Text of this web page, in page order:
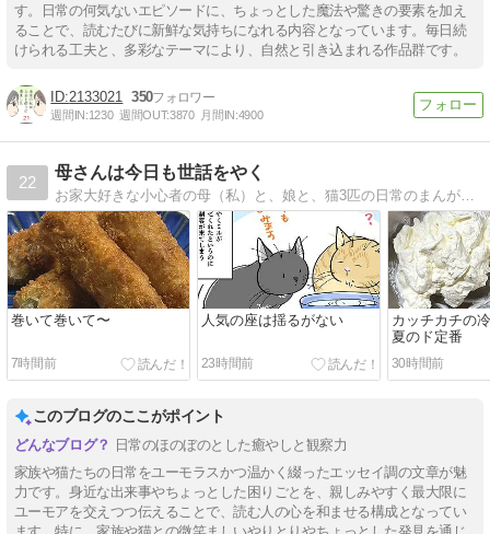
す。日常の何気ないエピソードに、ちょっとした魔法や驚きの要素を加え
ることで、読むたびに新鮮な気持ちになれる内容となっています。毎日続
けられる工夫と、多彩なテーマにより、自然と引き込まれる作品群です。
2133021 350
週間IN:1230 週間OUT:3870 月間IN:4900
22
母さんは今日も世話をやく
お家大好きな小心者の母（私）と、娘と、猫3匹の日常のまんがです。（夫もたまに…）。
巻いて巻いて〜
7時間前
人気の座は揺るがない
23時間前
カッチカチの
夏のド定番
30時間前
このブログのここがポイント
日常のほのぼのとした癒やしと観察力
家族や猫たちの日常をユーモラスかつ温かく綴ったエッセイ調の文章が魅
力です。身近な出来事やちょっとした困りごとを、親しみやすく最大限に
ユーモアを交えつつ伝えることで、読む人の心を和ませる構成となってい
ます。特に、家族や猫との微笑ましいやりとりやちょっとした発見を通じ